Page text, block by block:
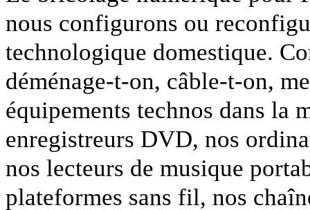
nous configurons ou
technologique domestique.
déménage-t-on, câble-t-on,
équipements technos dans la
enregistreurs DVD, nos
nos lecteurs de musique
plateformes sans fil, nos